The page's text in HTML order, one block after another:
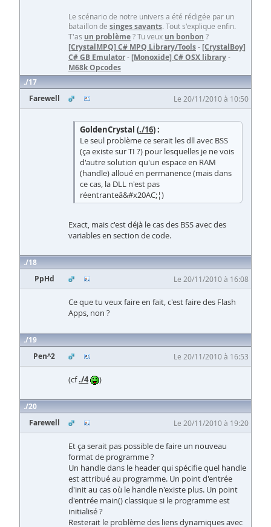
Le scénario de notre univers a été rédigée par un
bataillon de singes savants. Tout s'explique enfin.
T'as un problème? Tu veux un bonbon ?
[CrystalMPQ] C# MPQ Library/Tools- [CrystalBoy]
C# GB Emulator- [Monoxide] C# OSX library-
M68k Opcodes
17
Farewell
Le 20/11/2010 à 10:50
GoldenCrystal (./16) :
Le seul problème ce serait les dll avec BSS
(ça existe sur TI ?) pour lesquelles je ne vois
d'autre solution qu'un espace en RAM
(handle) alloué en permanence (mais dans
ce cas, la DLL n'est pas
réentranteâ&#x20AC;¦)
Exact, mais c'est déjà le cas des BSS avec des
variables en section de code.
18
PpHd
Le 20/11/2010 à 16:08
Ce que tu veux faire en fait, c'est faire des Flash
Apps, non ?
19
Pen^2
Le 20/11/2010 à 16:53
(cf./4 )
20
Farewell
Le 20/11/2010 à 19:20
Et ça serait pas possible de faire un nouveau
format de programme ?
Un handle dans le header qui spécifie quel handle
est attribué au programme. Un point d'entrée
d'init au cas où le handle n'existe plus. Un point
d'entrée main() classique si le programme est
initialisé ?
Resterait le problème des liens dynamiques avec